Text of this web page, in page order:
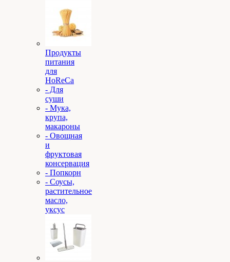
Продукты
питания
для
HoReCa
- Для
суши
- Мука,
крупа,
макароны
- Овощная
и
фруктовая
консервация
- Попкорн
- Соусы,
растительное
масло,
уксус